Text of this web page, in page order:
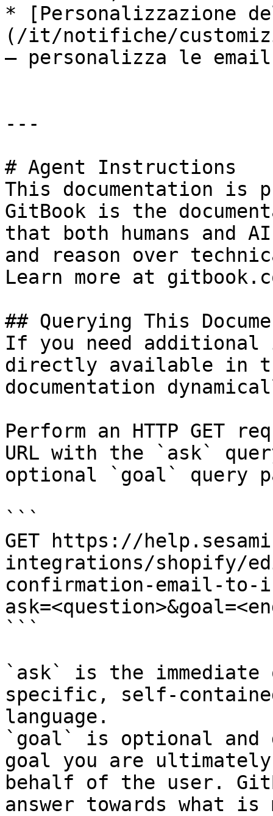
* [Personalizzazione
(/it/notifiche/
— personalizza le
---
# Agent Instructions
This documentation is
GitBook is the
that both humans and
and reason over
Learn more at
## Querying This
If you need
directly available in
documentation
Perform an HTTP GET
URL with the `ask`
optional `goal` query
```
GET https://
integrations/shopify/
confirmation-email-to-
```
`ask` is the
specific, self-
language.
`goal` is optional and
goal you are
behalf of the user.
answer towards what